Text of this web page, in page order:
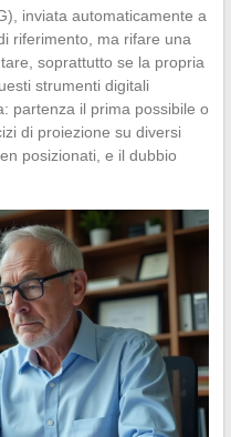
inviata automaticamente a
riferimento, ma rifare una
soprattutto se la propria
strumenti digitali
partenza il prima possibile o
di proiezione su diversi
posizionati, e il dubbio